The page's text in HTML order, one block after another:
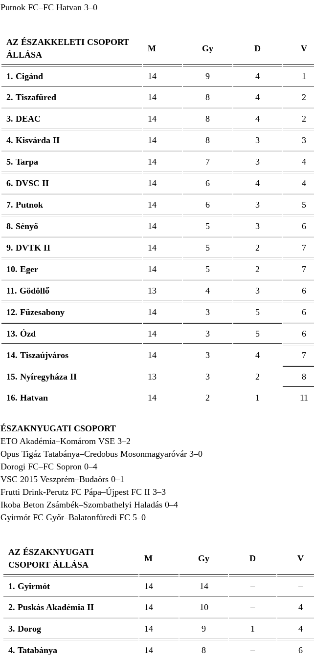
Putnok FC–FC Hatvan 3–0
AZ ÉSZAKKELETI CSOPORT
ÁLLÁSA
M Gy D V
1. Cigánd 14 9 4 1
2. Tiszafüred 14 8 4 2
3. DEAC 14 8 4 2
4. Kisvárda II 14 8 3 3
5. Tarpa 14 7 3 4
6. DVSC II 14 6 4 4
7. Putnok 14 6 3 5
8. Sényő 14 5 3 6
9. DVTK II 14 5 2 7
10. Eger 14 5 2 7
11. Gödöllő 13 4 3 6
12. Füzesabony 14 3 5 6
13. Ózd 14 3 5 6
14. Tiszaújváros 14 3 4 7
15. Nyíregyháza II 13 3 2 8
16. Hatvan 14 2 1 11
ÉSZAKNYUGATI CSOPORT
ETO Akadémia–Komárom VSE 3–2
Opus Tigáz Tatabánya–Credobus Mosonmagyaróvár 3–0
Dorogi FC–FC Sopron 0–4
VSC 2015 Veszprém–Budaörs 0–1
Frutti Drink-Perutz FC Pápa–Újpest FC II 3–3
Ikoba Beton Zsámbék–Szombathelyi Haladás 0–4
Gyirmót FC Győr–Balatonfüredi FC 5–0
AZ ÉSZAKNYUGATI
CSOPORT ÁLLÁSA
M Gy D V
1. Gyirmót 14 14 – –
2. Puskás Akadémia II 14 10 – 4
3. Dorog 14 9 1 4
4. Tatabánya 14 8 – 6